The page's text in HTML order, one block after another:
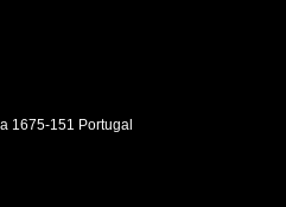
1675-151 Portugal